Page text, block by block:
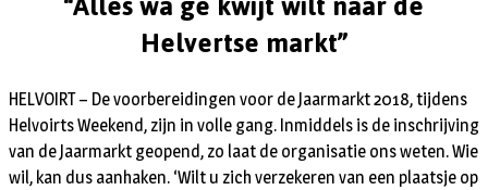
Helvertse markt”
HELVOIRT – De voorbereidingen voor de Jaarmarkt 2018, tijdens
Helvoirts Weekend, zijn in volle gang. Inmiddels is de inschrijving
van de Jaarmarkt geopend, zo laat de organisatie ons weten. Wie
wil, kan dus aanhaken. ‘Wilt u zich verzekeren van een plaatsje op